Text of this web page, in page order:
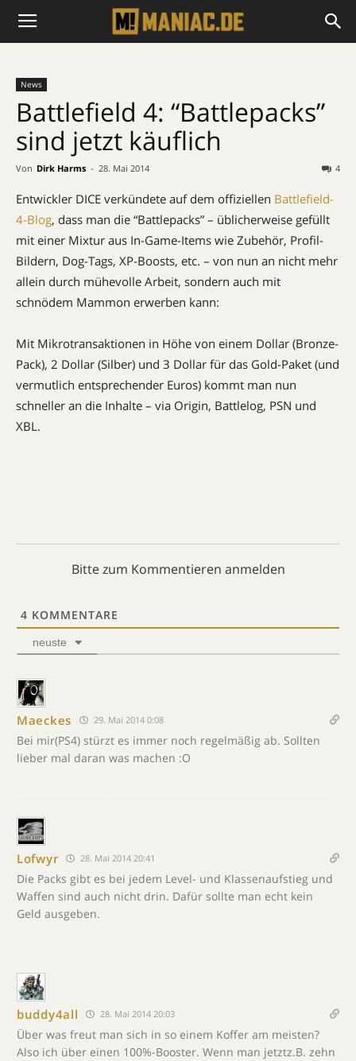
News
Battlefield 4: “Battlepacks”
sind jetzt käuflich
Von Dirk Harms - 28. Mai 2014 4
Entwickler DICE verkündete auf dem offiziellen Battlefield-
4-Blog, dass man die “Battlepacks” – üblicherweise gefüllt
mit einer Mixtur aus In-Game-Items wie Zubehör, Profil-
Bildern, Dog-Tags, XP-Boosts, etc. – von nun an nicht mehr
allein durch mühevolle Arbeit, sondern auch mit
schnödem Mammon erwerben kann:
Mit Mikrotransaktionen in Höhe von einem Dollar (Bronze-
Pack), 2 Dollar (Silber) und 3 Dollar für das Gold-Paket (und
vermutlich entsprechender Euros) kommt man nun
schneller an die Inhalte – via Origin, Battlelog, PSN und
XBL.
Bitte zum Kommentieren anmelden
4 KOMMENTARE
neuste
Maeckes 29. Mai 2014 0:08
Bei mir(PS4) stürzt es immer noch regelmäßig ab. Sollten
lieber mal daran was machen :O
Lofwyr 28. Mai 2014 20:41
Die Packs gibt es bei jedem Level- und Klassenaufstieg und
Waffen sind auch nicht drin. Dafür sollte man echt kein
Geld ausgeben.
buddy4all 28. Mai 2014 20:03
Über was freut man sich in so einem Koffer am meisten?
Also ich über einen 100%-Booster. Wenn man jetztz.B. zehn